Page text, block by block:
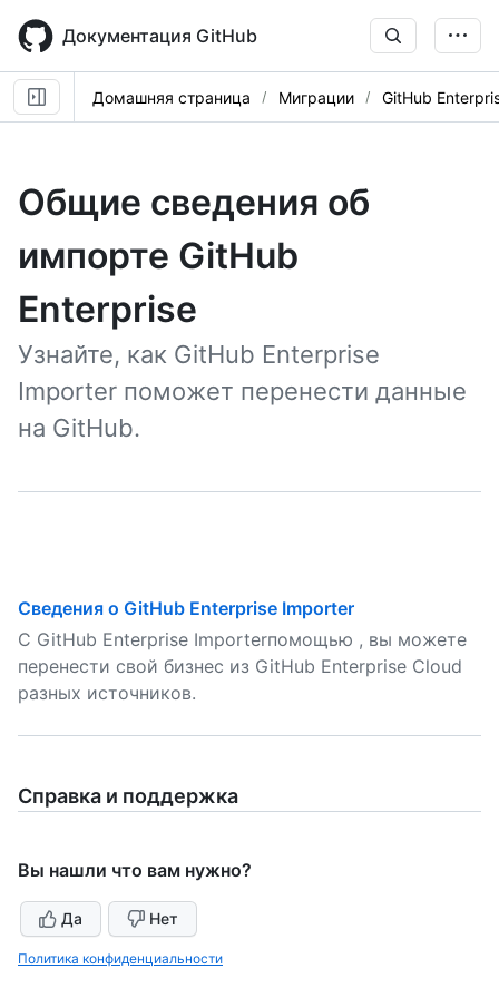
main
content
Документация GitHub
Домашняя страница Миграции GitHub
Общие сведения об
импорте GitHub
Enterprise
Узнайте, как GitHub Enterprise
Importer поможет перенести данные
на GitHub.
Сведения о GitHub Enterprise Importer
С GitHub Enterprise Importerпомощью , вы можете
перенести свой бизнес из GitHub Enterprise Cloud
разных источников.
Справка и поддержка
Вы нашли что вам нужно?
Да Нет
Политика конфиденциальности